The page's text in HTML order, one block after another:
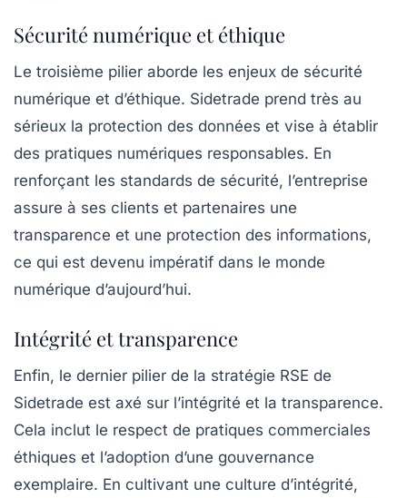
Sécurité numérique et éthique
Le troisième pilier aborde les enjeux de sécurité
numérique et d’éthique. Sidetrade prend très au
sérieux la protection des données et vise à établir
des pratiques numériques responsables. En
renforçant les standards de sécurité, l’entreprise
assure à ses clients et partenaires une
transparence et une protection des informations,
ce qui est devenu impératif dans le monde
numérique d’aujourd’hui.
Intégrité et transparence
Enfin, le dernier pilier de la stratégie RSE de
Sidetrade est axé sur l’intégrité et la transparence.
Cela inclut le respect de pratiques commerciales
éthiques et l’adoption d’une gouvernance
exemplaire. En cultivant une culture d’intégrité,